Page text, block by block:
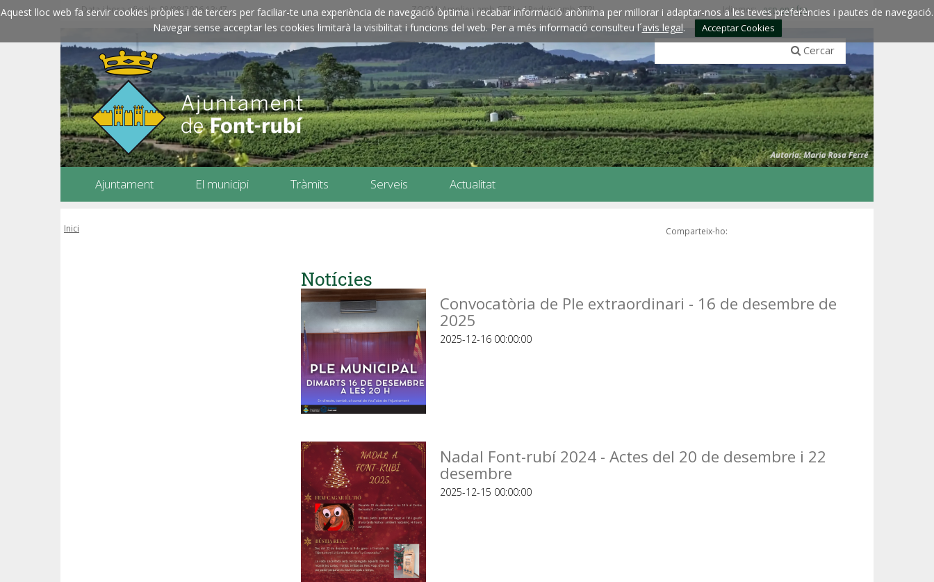
Aquest lloc web fa servir cookies pròpies i de tercers per faciliar-te una experiència de navegació òptima i recabar informació anònima per millorar i adaptar-nos a les teves preferències i pautes de navegació.
Navegar sense acceptar les cookies limitarà la visibilitat i funcions del web. Per a més informació consulteu l´avis legal. Acceptar Cookies
Data i hora oficials: 08/08/2026 13:47 ZOOM: Amplieu amb CTRL+ / Reduïu amb CTRL- Idiomes:esp engfra
Cercar
Ajuntament El municipi Tràmits Serveis Actualitat
Inici Comparteix-ho:
Notícies
Convocatòria de Ple extraordinari - 16 de desembre de
2025
2025-12-16 00:00:00
Nadal Font-rubí 2024 - Actes del 20 de desembre i 22
desembre
2025-12-15 00:00:00